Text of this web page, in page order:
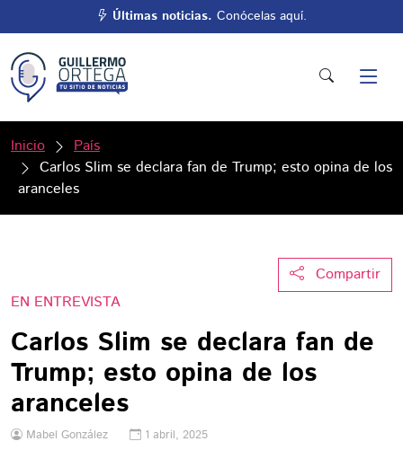
Últimas noticias. Conócelas aquí.
Inicio
País
Carlos Slim se declara fan de Trump; esto opina de los
aranceles
Compartir
EN ENTREVISTA
Carlos Slim se declara fan de
Trump; esto opina de los
aranceles
Mabel González 1 abril, 2025